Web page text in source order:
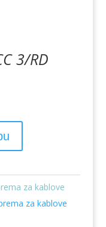
3/RD
za kablove
za kablove